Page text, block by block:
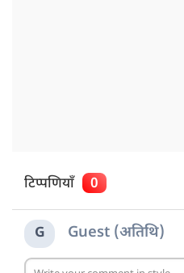
टिप्पणियाँ 0
G Guest (अतिथि)